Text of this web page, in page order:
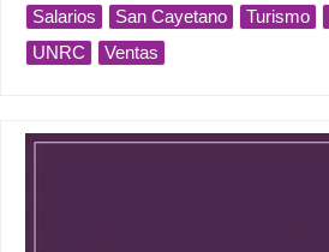
Salarios
San Cayetano Turismo
UNRC
Ventas